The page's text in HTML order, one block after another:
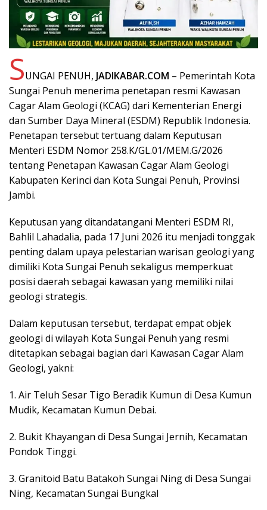
SUNGAI PENUH, JADIKABAR.COM – Pemerintah Kota
Sungai Penuh menerima penetapan resmi Kawasan
Cagar Alam Geologi (KCAG) dari Kementerian Energi
dan Sumber Daya Mineral (ESDM) Republik Indonesia.
Penetapan tersebut tertuang dalam Keputusan
Menteri ESDM Nomor 258.K/GL.01/MEM.G/2026
tentang Penetapan Kawasan Cagar Alam Geologi
Kabupaten Kerinci dan Kota Sungai Penuh, Provinsi
Jambi.
Keputusan yang ditandatangani Menteri ESDM RI,
Bahlil Lahadalia, pada 17 Juni 2026 itu menjadi tonggak
penting dalam upaya pelestarian warisan geologi yang
dimiliki Kota Sungai Penuh sekaligus memperkuat
posisi daerah sebagai kawasan yang memiliki nilai
geologi strategis.
Dalam keputusan tersebut, terdapat empat objek
geologi di wilayah Kota Sungai Penuh yang resmi
ditetapkan sebagai bagian dari Kawasan Cagar Alam
Geologi, yakni:
1. Air Teluh Sesar Tigo Beradik Kumun di Desa Kumun
Mudik, Kecamatan Kumun Debai.
2. Bukit Khayangan di Desa Sungai Jernih, Kecamatan
Pondok Tinggi.
3. Granitoid Batu Batakoh Sungai Ning di Desa Sungai
Ning, Kecamatan Sungai Bungkal